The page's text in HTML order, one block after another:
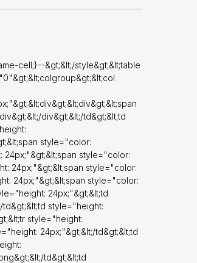
cell;}--&gt;&lt;/style&gt;&lt;table
div&gt;&lt;/td&gt;&lt;td
style="color:
24px;"&gt;&lt;span style="color:
24px;"&gt;&lt;span style="color:
24px;"&gt;&lt;span style="color:
24px;"&gt;&lt;td
style="height:
style="height:
24px;"&gt;&lt;/td&gt;&lt;td
td&gt;&lt;td